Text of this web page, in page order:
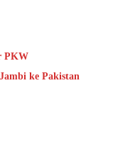
PKW
ke Pakistan